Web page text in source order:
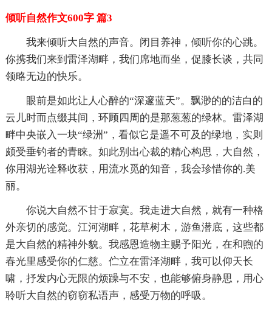
倾听自然作文600字 篇3
我来倾听大自然的声音。闭目养神，倾听你的心跳。
你携我们来到雷泽湖畔，我们席地而坐，促膝长谈，共同
领略无边的快乐。
眼前是如此让人心醉的“深邃蓝天”。飘渺的的洁白的
云儿时而点缀其间，环顾四周的是那葱葱的绿林。雷泽湖
畔中央嵌入一块“绿洲”，看似它是遥不可及的绿地，实则
颇受垂钓者的青睐。如此别出心裁的精心构思，大自然，
你用湖光诠释收获，用流水觅的知音，我会珍惜你的.美
丽。
你说大自然不甘于寂寞。我走进大自然，就有一种格
外亲切的感觉。江河湖畔，花草树木，游鱼潜底，这些都
是大自然的精神外貌。我感恩造物主赐予阳光，在和煦的
春光里感受你的仁慈。伫立在雷泽湖畔，我可以仰天长
啸，抒发内心无限的烦躁与不安，也能够俯身静思，用心
聆听大自然的窃窃私语声，感受万物的呼吸。